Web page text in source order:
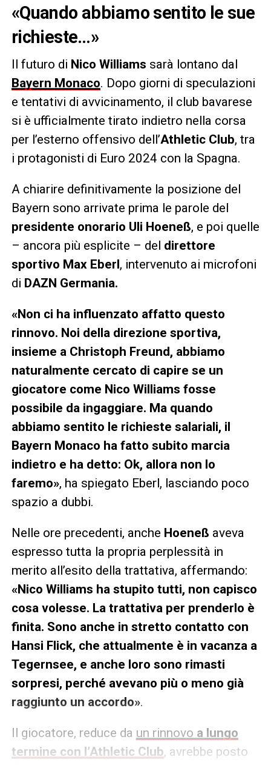
«Quando abbiamo sentito le sue
richieste…»
Il futuro di Nico Williams sarà lontano dal
Bayern Monaco. Dopo giorni di speculazioni
e tentativi di avvicinamento, il club bavarese
si è ufficialmente tirato indietro nella corsa
per l’esterno offensivo dell’Athletic Club, tra
i protagonisti di Euro 2024 con la Spagna.
A chiarire definitivamente la posizione del
Bayern sono arrivate prima le parole del
presidente onorario Uli Hoeneß, e poi quelle
– ancora più esplicite – del direttore
sportivo Max Eberl, intervenuto ai microfoni
di DAZN Germania.
«Non ci ha influenzato affatto questo
rinnovo. Noi della direzione sportiva,
insieme a Christoph Freund, abbiamo
naturalmente cercato di capire se un
giocatore come Nico Williams fosse
possibile da ingaggiare. Ma quando
abbiamo sentito le richieste salariali, il
Bayern Monaco ha fatto subito marcia
indietro e ha detto: Ok, allora non lo
faremo», ha spiegato Eberl, lasciando poco
spazio a dubbi.
Nelle ore precedenti, anche Hoeneß aveva
espresso tutta la propria perplessità in
merito all’esito della trattativa, affermando:
«Nico Williams ha stupito tutti, non capisco
cosa volesse. La trattativa per prenderlo è
finita. Sono anche in stretto contatto con
Hansi Flick, che attualmente è in vacanza a
Tegernsee, e anche loro sono rimasti
sorpresi, perché avevano più o meno già
raggiunto un accordo».
Il giocatore, reduce da un rinnovo a lungo
termine con l’Athletic Club, avrebbe posto